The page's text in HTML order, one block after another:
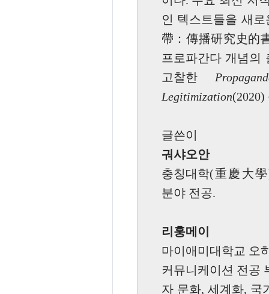
인 텍스트들을 새
帶：傳播研究史的
프로파간다 개념의
고찰한
Legitimization
글쓴이
궈샤오안
충칭대학(重慶大
분야 전공.
리훙메이
마이애미대학교 오
커뮤니케이션 전공
자 문화, 세계화, 국